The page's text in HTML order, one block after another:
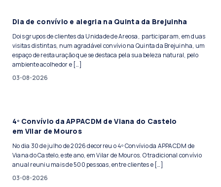
Dia de convívio e alegria na Quinta da Brejuinha
Dois grupos de clientes da Unidade de Areosa, participaram, em duas
visitas distintas, num agradável convívio na Quinta da Brejuinha, um
espaço de restauração que se destaca pela sua beleza natural, pelo
ambiente acolhedor e […]
03-08-2026
4º Convívio da APPACDM de Viana do Castelo
em Vilar de Mouros
No dia 30 de julho de 2026 decorreu o 4º Convívio da APPACDM de
Viana do Castelo, este ano, em Vilar de Mouros. O tradicional convívio
anual reuniu mais de 500 pessoas, entre clientes e […]
03-08-2026